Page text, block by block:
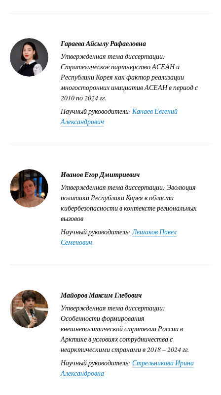
Гараева Айсылу Рафаеловна
Утвержденная тема диссертации:
Стратегическое партнерство АСЕАН и
Республики Корея как фактор реализации
многосторонних инициатив АСЕАН в период с
2010 по 2024 гг.
Научный руководитель: Канаев Евгений
Александрович
Иванов Егор Дмитриевич
Утвержденная тема диссертации: Эволюция
политики Республики Корея в области
кибербезопасности в контексте региональных
вызовов
Научный руководитель:Лешаков Павел
Семенович
Майоров Максим Глебович
Утвержденная тема диссертации:
Особенности формирования
внешнеполитической стратегии России в
Арктике в условиях сотрудничества с
неарктическими странами в 2018 – 2024 гг.
Научный руководитель: Стрельникова Ирина
Александровна